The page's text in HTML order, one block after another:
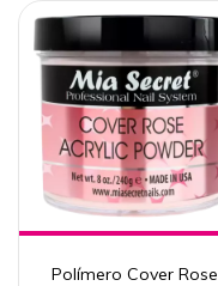
Polímero Cover Rose